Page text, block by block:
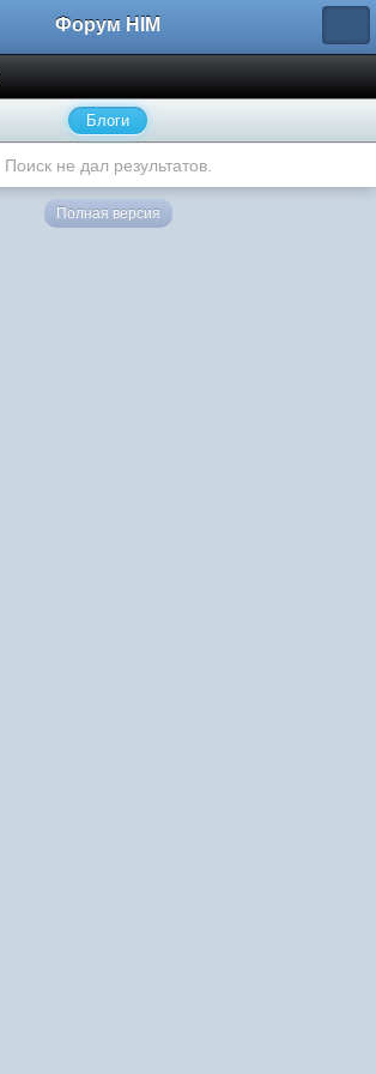
Форум HIM
Блоги
Поиск не дал результатов.
Полная версия